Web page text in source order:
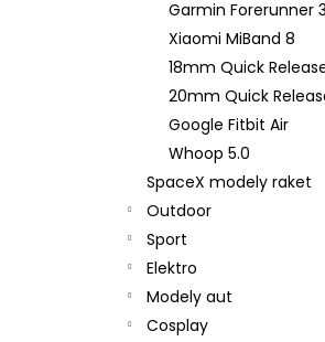
Garmin Forerunner
Xiaomi MiBand 8
18mm Quick
20mm Quick
Google Fitbit Air
Whoop 5.0
SpaceX modely raket
Outdoor
Sport
Elektro
Modely aut
Cosplay